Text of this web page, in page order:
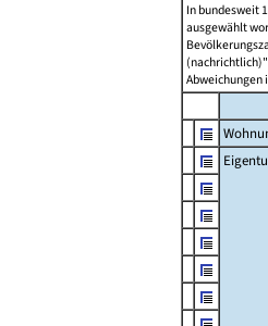
In bundesweit
ausgewählt
Abweichungen